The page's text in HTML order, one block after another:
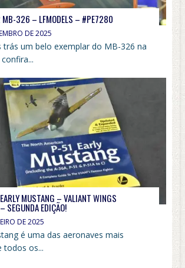
MB-326 – LFMODELS – #PE7280
DE 2025
trás um belo exemplar do MB-326 na
MUSTANG – VALIANT WINGS
SEGUNDA EDIÇÃO!
DE 2025
é uma das aeronaves mais
todos os...